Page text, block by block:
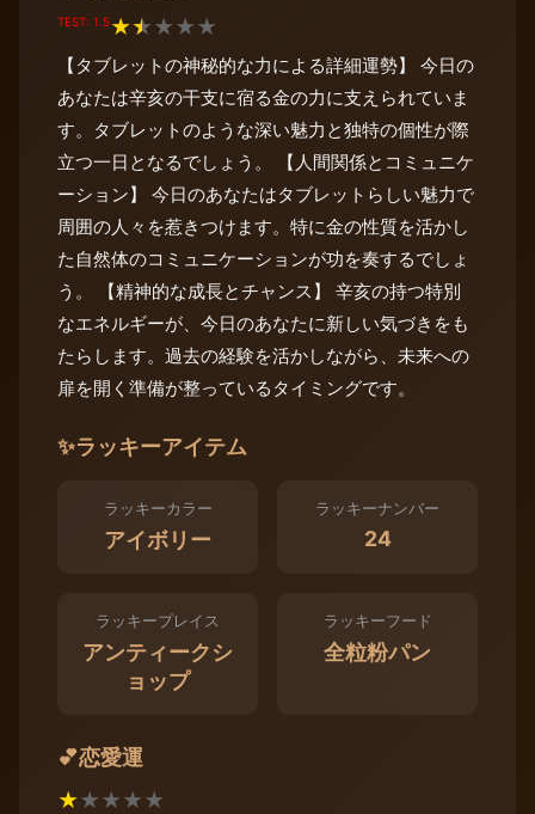
TEST: 1.5★★★★★
【タブレットの神秘的な力による詳細運勢】 今日の
あなたは辛亥の干支に宿る金の力に支えられていま
す。タブレットのような深い魅力と独特の個性が際
立つ一日となるでしょう。 【人間関係とコミュニケ
ーション】 今日のあなたはタブレットらしい魅力で
周囲の人々を惹きつけます。特に金の性質を活かし
た自然体のコミュニケーションが功を奏するでしょ
う。 【精神的な成長とチャンス】 辛亥の持つ特別
なエネルギーが、今日のあなたに新しい気づきをも
たらします。過去の経験を活かしながら、未来への
扉を開く準備が整っているタイミングです。
✨ラッキーアイテム
ラッキーカラー
アイボリー
ラッキーナンバー
24
ラッキープレイス
アンティークシ
ョップ
ラッキーフード
全粒粉パン
💕恋愛運
★★★★★